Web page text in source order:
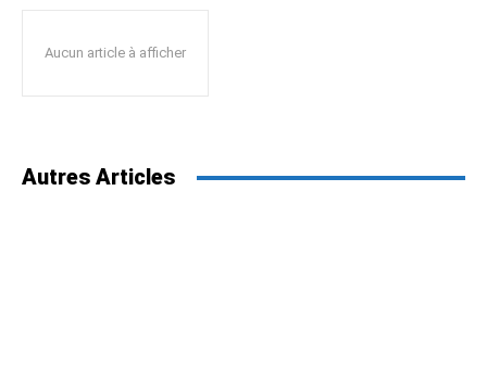
Aucun article à afficher
Autres Articles